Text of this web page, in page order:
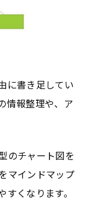
に書き足してい
情報整理や、ア
のチャート図を
マインドマップ
くなります。